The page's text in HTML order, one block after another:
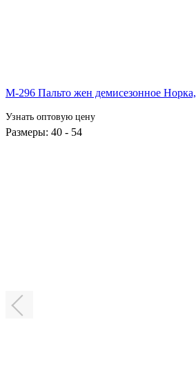
М-296 Пальто жен демисезонное Норка,
Узнать оптовую цену
Размеры: 40 - 54